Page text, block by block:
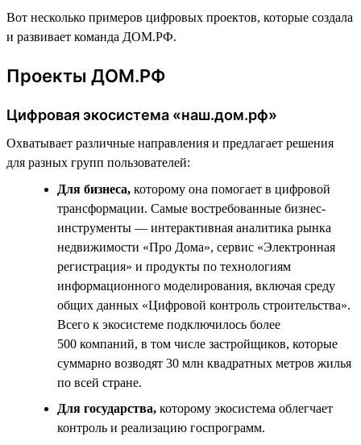
Вот несколько примеров цифровых проектов, которые создала
и развивает команда ДОМ.РФ.
Проекты ДОМ.РФ
Цифровая экосистема «наш.дом.рф»
Охватывает различные направления и предлагает решения
для разных групп пользователей:
Для бизнеса, которому она помогает в цифровой
трансформации. Самые востребованные бизнес-
инструменты — интерактивная аналитика рынка
недвижимости «Про Дома», сервис «Электронная
регистрация» и продукты по технологиям
информационного моделирования, включая среду
общих данных «Цифровой контроль строительства».
Всего к экосистеме подключилось более
500 компаний, в том числе застройщиков, которые
суммарно возводят 30 млн квадратных метров жилья
по всей стране.
Для государства, которому экосистема облегчает
контроль и реализацию госпрограмм.